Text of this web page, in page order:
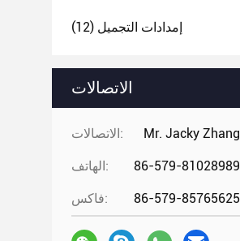
إمدادات التجميل (12)
الاتصالات
الاتصالات: Mr. Jacky Zhang
الهاتف: 86-579-81028989
فاكس: 86-579-85765625